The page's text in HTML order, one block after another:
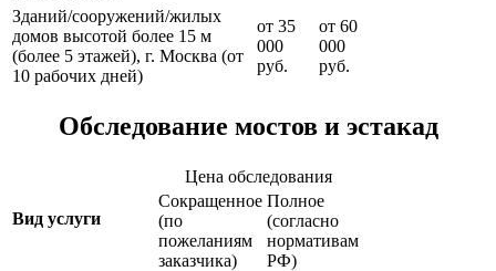
Зданий/сооружений/жилых
домов высотой более 15 м
(более 5 этажей), г. Москва (от
10 рабочих дней)
от 35
000
руб.
от 60
000
руб.
Обследование мостов и эстакад
Вид услуги
Цена обследования
Сокращенное
(по
пожеланиям
заказчика)
Полное
(согласно
нормативам
РФ)